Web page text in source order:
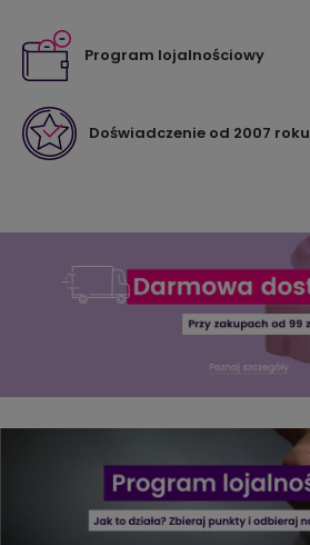
Program lojalnościowy
Doświadczenie od 2007 roku